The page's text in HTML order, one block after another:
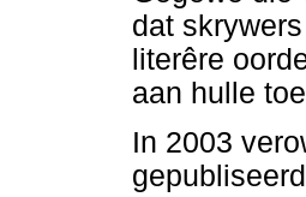
dat
literêre
aan hulle
In 2003